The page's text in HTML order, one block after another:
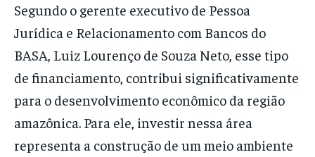
Segundo o gerente executivo de Pessoa
Jurídica e Relacionamento com Bancos do
BASA, Luiz Lourenço de Souza Neto, esse tipo
de financiamento, contribui significativamente
para o desenvolvimento econômico da região
amazônica. Para ele, investir nessa área
representa a construção de um meio ambiente